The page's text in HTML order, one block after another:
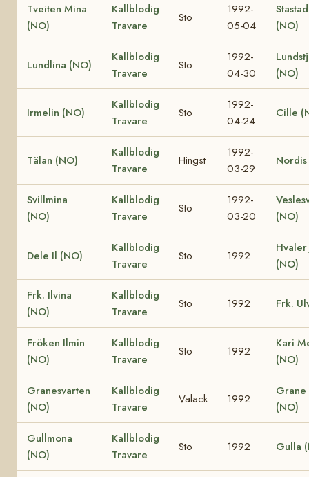
Tveiten Mina
(NO)
Kallblodig
Travare
Sto
1992-
05-04
(NO)
Lundlina (NO)
Kallblodig
Travare
Sto
1992-
04-30
(NO)
Irmelin (NO)
Kallblodig
Travare
Sto
1992-
04-24
Cille
Tälan (NO)
Kallblodig
Travare
Hingst
1992-
03-29
Svillmina
(NO)
Kallblodig
Travare
Sto
1992-
03-20
(NO)
Dele Il (NO)
Kallblodig
Travare
Sto 1992
Hvaler
(NO)
Frk. Ilvina
(NO)
Kallblodig
Travare
Sto 1992 Frk.
Fröken Ilmin
(NO)
Kallblodig
Travare
Sto 1992
Kari
(NO)
Granesvarten
(NO)
Kallblodig
Travare
Valack 1992
(NO)
Gullmona
(NO)
Kallblodig
Travare
Sto 1992 Gulla